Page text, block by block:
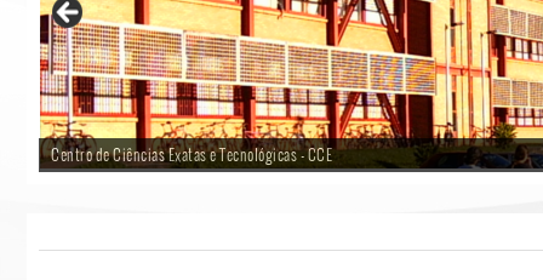
Centro de Ciências Exatas e Tecnológicas - CCE